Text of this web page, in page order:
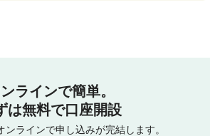
ラインで簡単。
は無料で口座開設
ンラインで申し込みが完結します。